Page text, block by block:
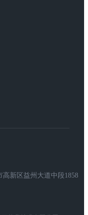
新区益州大道中段1858